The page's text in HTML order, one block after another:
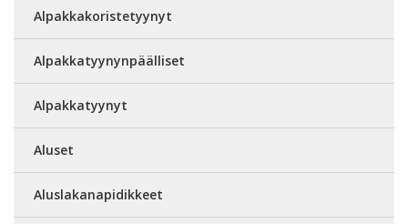
Alpakkakoristetyynyt
Alpakkatyynynpäälliset
Alpakkatyynyt
Aluset
Aluslakanapidikkeet